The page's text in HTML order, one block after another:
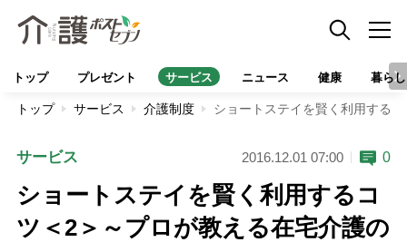
トップ プレゼント サービス ニュース 健康 暮らし
トップ サービス 介護制度 ショートステイを賢く利用する
サービス 2016.12.01 07:00 0
ショートステイを賢く利用するコ
ツ＜2＞～プロが教える在宅介護の